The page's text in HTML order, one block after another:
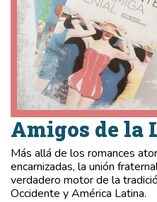
Amigos de la
Más allá de los romances
encarnizadas, la unión
verdadero motor de la
Occidente y América Latina.